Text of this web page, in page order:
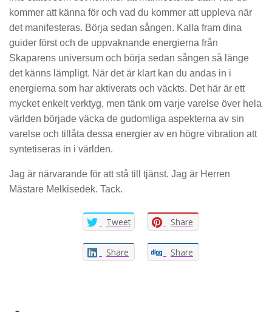
kommer att känna för och vad du kommer att uppleva när
det manifesteras. Börja sedan sången. Kalla fram dina
guider först och de uppvaknande energierna från
Skaparens universum och börja sedan sången så länge
det känns lämpligt. När det är klart kan du andas in i
energierna som har aktiverats och väckts. Det här är ett
mycket enkelt verktyg, men tänk om varje varelse över hela
världen började väcka de gudomliga aspekterna av sin
varelse och tillåta dessa energier av en högre vibration att
syntetiseras in i världen.
Jag är närvarande för att stå till tjänst. Jag är Herren
Mästare Melkisedek. Tack.
Tweet Share
Share Share